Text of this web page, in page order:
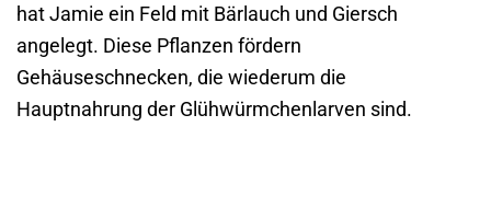
hat Jamie ein Feld mit Bärlauch und Giersch
angelegt. Diese Pflanzen fördern
Gehäuseschnecken, die wiederum die
Hauptnahrung der Glühwürmchenlarven sind.